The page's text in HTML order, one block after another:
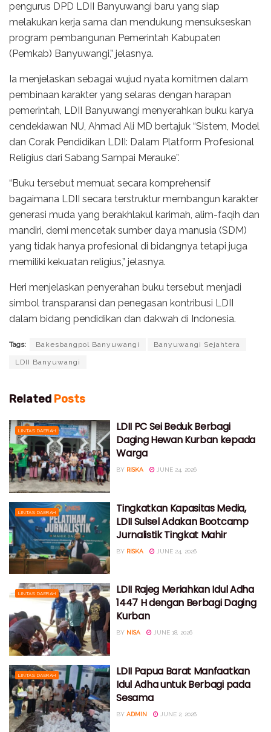
pengurus DPD LDII Banyuwangi baru yang siap
melakukan kerja sama dan mendukung mensukseskan
program pembangunan Pemerintah Kabupaten
(Pemkab) Banyuwangi,” jelasnya.
Ia menjelaskan sebagai wujud nyata komitmen dalam
pembinaan karakter yang selaras dengan harapan
pemerintah, LDII Banyuwangi menyerahkan buku karya
cendekiawan NU, Ahmad Ali MD bertajuk “Sistem, Model
dan Corak Pendidikan LDII: Dalam Platform Profesional
Religius dari Sabang Sampai Merauke”.
“Buku tersebut memuat secara komprehensif
bagaimana LDII secara terstruktur membangun karakter
generasi muda yang berakhlakul karimah, alim-faqih dan
mandiri, demi mencetak sumber daya manusia (SDM)
yang tidak hanya profesional di bidangnya tetapi juga
memiliki kekuatan religius,” jelasnya.
Heri menjelaskan penyerahan buku tersebut menjadi
simbol transparansi dan penegasan kontribusi LDII
dalam bidang pendidikan dan dakwah di Indonesia.
Tags: Bakesbangpol Banyuwangi Banyuwangi Sejahtera
LDII Banyuwangi
Related Posts
LINTAS DAERAH
LDII PC Sei Beduk Berbagi
Daging Hewan Kurban kepada
Warga
BY RISKA JUNE 24, 2026
LINTAS DAERAH
Tingkatkan Kapasitas Media,
LDII Sulsel Adakan Bootcamp
Jurnalistik Tingkat Mahir
BY RISKA JUNE 24, 2026
LINTAS DAERAH
LDII Rajeg Meriahkan Idul Adha
1447 H dengan Berbagi Daging
Kurban
BY NISA JUNE 18, 2026
LINTAS DAERAH
LDII Papua Barat Manfaatkan
Idul Adha untuk Berbagi pada
Sesama
BY ADMIN JUNE 2, 2026